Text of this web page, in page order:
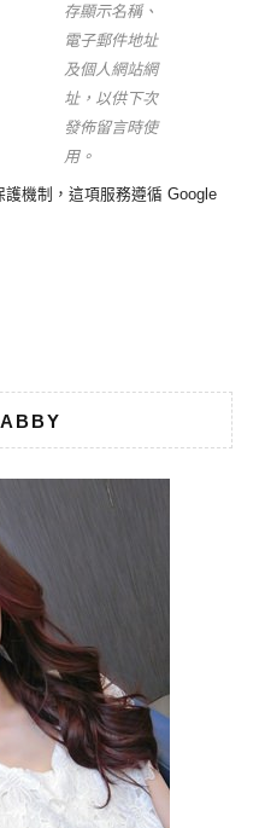
存顯示名稱、
電子郵件地址
及個人網站網
址，以供下次
發佈留言時使
用。
機制，這項服務遵循 Google